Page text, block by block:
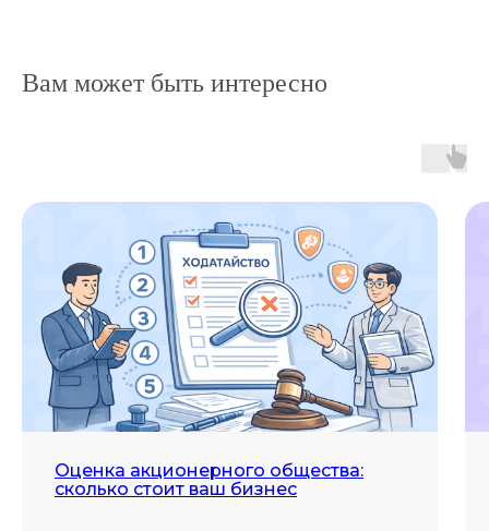
Вам может быть интересно
Оценка акционерного общества:
сколько стоит ваш бизнес